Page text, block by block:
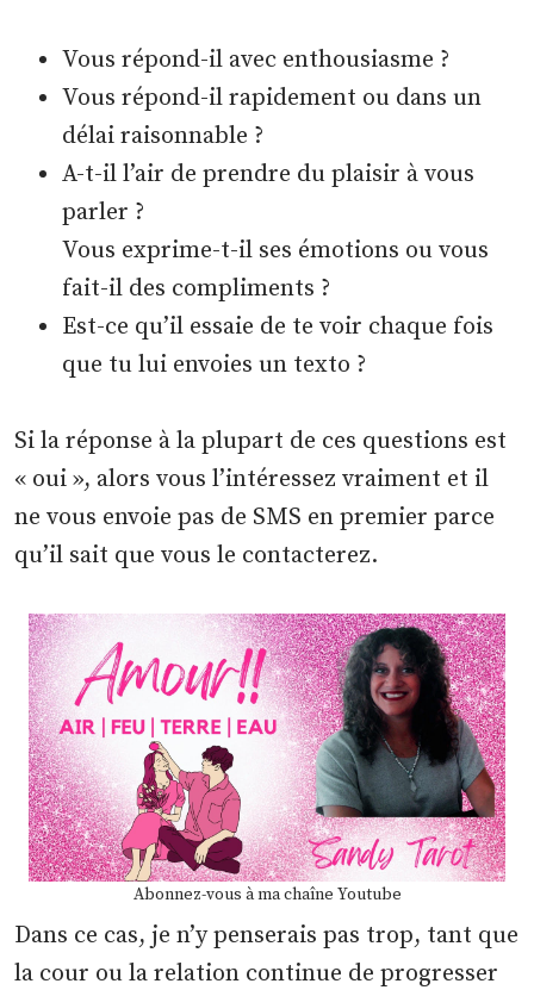
Vous répond-il avec enthousiasme ?
Vous répond-il rapidement ou dans un
délai raisonnable ?
A-t-il l’air de prendre du plaisir à vous
parler ?
Vous exprime-t-il ses émotions ou vous
fait-il des compliments ?
Est-ce qu’il essaie de te voir chaque fois
que tu lui envoies un texto ?
Si la réponse à la plupart de ces questions est
« oui », alors vous l’intéressez vraiment et il
ne vous envoie pas de SMS en premier parce
qu’il sait que vous le contacterez.
Abonnez-vous à ma chaîne Youtube
Dans ce cas, je n’y penserais pas trop, tant que
la cour ou la relation continue de progresser